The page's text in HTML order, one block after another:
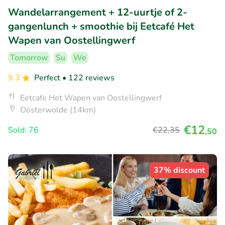
Wandelarrangement + 12-uurtje of 2-
gangenlunch + smoothie bij Eetcafé Het
Wapen van Oostellingwerf
Tomorrow Su
We
9.3
Perfect • 122 reviews
Eetcafe Het Wapen van Oostellingwerf
Oosterwolde (14km)
Sold: 76
€22,35 €12,50
37% discount